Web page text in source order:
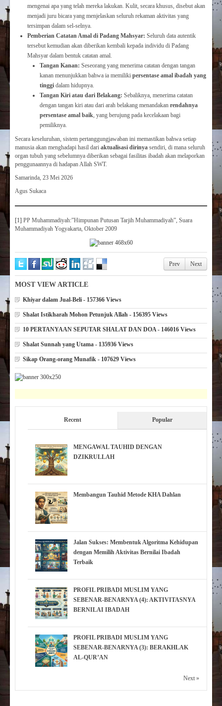
mengenai apa yang telah mereka lakukan. Kulit, secara khusus, disebut akan
menjadi juru bicara yang menjelaskan seluruh rekaman aktivitas yang
tersimpan dalam sel-selnya.
Pemberian Catatan Amal di Padang Mahsyar: Seluruh data autentik
tersebut kemudian akan diberikan kembali kepada individu di Padang
Mahsyar dalam bentuk catatan amal.
Tangan Kanan: Seseorang yang menerima catatan dengan tangan
kanan menunjukkan bahwa ia memiliki persentase amal ibadah yang
tinggi dalam hidupnya.
Tangan Kiri atau dari Belakang: Sebaliknya, menerima catatan
dengan tangan kiri atau dari arah belakang menandakan rendahnya
persentase amal baik, yang berujung pada kecelakaan bagi
pemiliknya.
Secara keseluruhan, sistem pertanggungjawaban ini memastikan bahwa setiap
manusia akan menghadapi hasil dari aktualisasi dirinya sendiri, di mana seluruh
organ tubuh yang sebelumnya diberikan sebagai fasilitas ibadah akan melaporkan
penggunaannya di hadapan Allah SWT.
Samarinda, 23 Mei 2026
Agus Sukaca
[1] PP Muhammadiyah:”Himpunan Putusan Tarjih Muhammadiyah”, Suara
Muhammadiyah Yogyakarta, Oktober 2009
Prev Next
MOST VIEW ARTICLE
Khiyar dalam Jual-Beli - 157366 Views
Shalat Istikharah Mohon Petunjuk Allah - 156395 Views
10 PERTANYAAN SEPUTAR SHALAT DAN DOA - 146016 Views
Shalat Sunnah yang Utama - 135936 Views
Sikap Orang-orang Munafik - 107629 Views
Recent Popular
MENGAWAL TAUHID DENGAN
DZIKRULLAH
Membangun Tauhid Metode KHA Dahlan
Jalan Sukses: Membentuk Algoritma Kehidupan
dengan Memilih Aktivitas Bernilai Ibadah
Terbaik
PROFIL PRIBADI MUSLIM YANG
SEBENAR-BENARNYA (4): AKTIVITASNYA
BERNILAI IBADAH
PROFIL PRIBADI MUSLIM YANG
SEBENAR-BENARNYA (3): BERAKHLAK
AL-QUR’AN
Next »